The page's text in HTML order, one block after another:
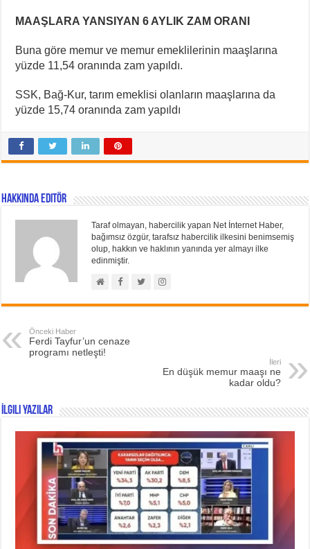
MAAŞLARA YANSIYAN 6 AYLIK ZAM ORANI
Buna göre memur ve memur emeklilerinin maaşlarına
yüzde 11,54 oranında zam yapıldı.
SSK, Bağ-Kur, tarım emeklisi olanların maaşlarına da
yüzde 15,74 oranında zam yapıldı
Hakkında Editör
Taraf olmayan, habercilik yapan Net İnternet Haber,
bağımsız özgür, tarafsız habercilik ilkesini benimsemiş
olup, hakkın ve haklının yanında yer almayı ilke
edinmiştir.
Önceki Haber
Ferdi Tayfur’un cenaze
programı netleşti!
İleri
En düşük memur maaşı ne
kadar oldu?
İlgili Yazılar